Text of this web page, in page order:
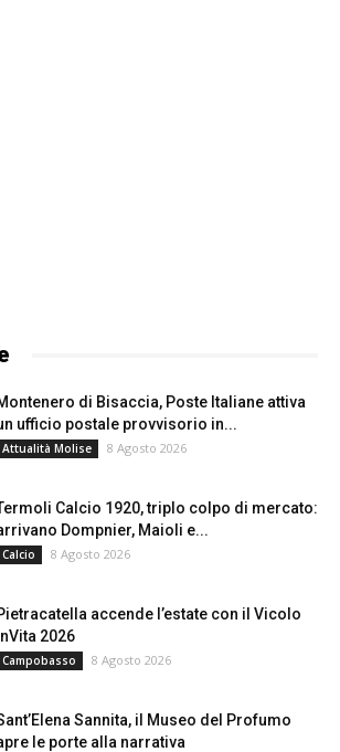
di Bisaccia, Poste Italiane attiva
ufficio postale provvisorio in...
Attualità Molise 8 Agosto 2026
Calcio 1920, triplo colpo di mercato:
Dompnier, Maioli e...
Calcio 8 Agosto 2026
accende l’estate con il Vicolo
InVita 2026
Campobasso 8 Agosto 2026
Sannita, il Museo del Profumo
le porte alla narrativa